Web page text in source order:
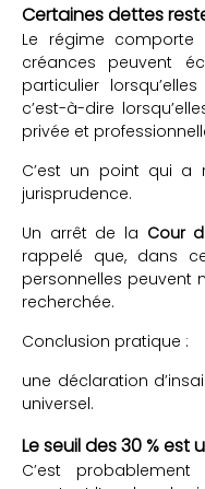
Certaines dettes
Le régime comporte
créances peuvent
particulier
c’est-à-dire
privée et
C’est un point qui a
jurisprudence.
Un arrêt de la Cour
rappelé que, dans
personnelles peuvent
recherchée.
Conclusion pratique :
une déclaration
universel.
Le seuil des 30 %
C’est